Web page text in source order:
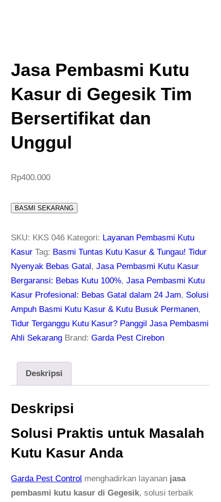
Jasa Pembasmi Kutu
Kasur di Gegesik Tim
Bersertifikat dan
Unggul
Rp400.000
BASMI SEKARANG
SKU: KKS 046 Kategori: Layanan Pembasmi Kutu
Kasur Tag: Basmi Tuntas Kutu Kasur & Tungau! Tidur
Nyenyak Bebas Gatal,Jasa Pembasmi Kutu Kasur
Bergaransi: Bebas Kutu 100%,Jasa Pembasmi Kutu
Kasur Profesional: Bebas Gatal dalam 24 Jam, Solusi
Ampuh Basmi Kutu Kasur & Kutu Busuk Permanen,
Tidur Terganggu Kutu Kasur? Panggil Jasa Pembasmi
Ahli Sekarang Brand:Garda Pest Cirebon
Deskripsi
Deskripsi
Solusi Praktis untuk Masalah
Kutu Kasur Anda
Garda Pest Control menghadirkan layanan jasa
pembasmi kutu kasur di Gegesik, solusi terbaik